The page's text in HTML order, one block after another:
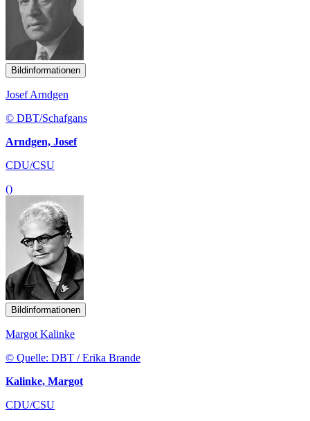
Bildinformationen
Josef Arndgen
© DBT/Schafgans
Arndgen, Josef
CDU/CSU
()
Bildinformationen
Margot Kalinke
© Quelle: DBT / Erika Brande
Kalinke, Margot
CDU/CSU